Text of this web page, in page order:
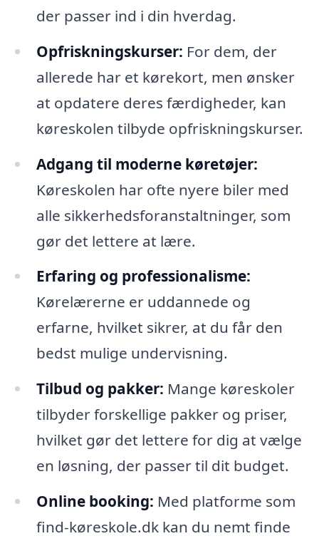
der passer ind i din hverdag.
Opfriskningskurser: For dem, der
allerede har et kørekort, men ønsker
at opdatere deres færdigheder, kan
køreskolen tilbyde opfriskningskurser.
Adgang til moderne køretøjer:
Køreskolen har ofte nyere biler med
alle sikkerhedsforanstaltninger, som
gør det lettere at lære.
Erfaring og professionalisme:
Kørelærerne er uddannede og
erfarne, hvilket sikrer, at du får den
bedst mulige undervisning.
Tilbud og pakker: Mange køreskoler
tilbyder forskellige pakker og priser,
hvilket gør det lettere for dig at vælge
en løsning, der passer til dit budget.
Online booking: Med platforme som
find-køreskole.dk kan du nemt finde